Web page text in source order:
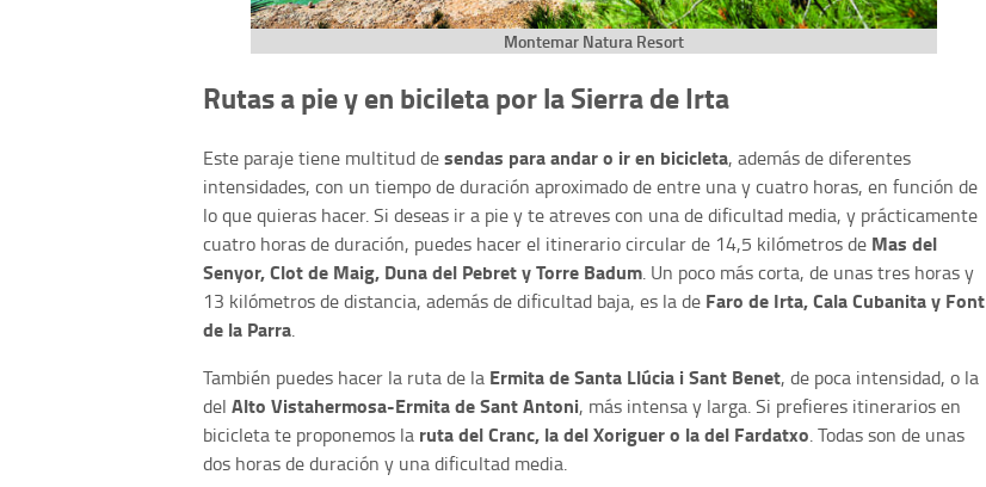
Montemar Natura Resort
Rutas a pie y en bicileta por la Sierra de Irta
Este paraje tiene multitud desendas para andar o ir en bicicleta, además de diferentes
intensidades, con un tiempo de duración aproximado de entre una y cuatro horas, en función de
lo que quieras hacer. Si deseas ir a pie y te atreves con una de dificultad media, y prácticamente
cuatro horas de duración, puedes hacer el itinerario circular de 14,5 kilómetros de Mas del
Senyor, Clot de Maig, Duna del Pebret y Torre Badum. Un poco más corta, de unas tres horas y
13 kilómetros de distancia, además de dificultad baja, es la de Faro de Irta, Cala Cubanita y Font
de la Parra.
También puedes hacer la ruta de la Ermita de Santa Llúcia i Sant Benet, de poca intensidad, o la
del Alto Vistahermosa-Ermita de Sant Antoni, más intensa y larga. Si prefieres itinerarios en
bicicleta te proponemos la ruta del Cranc, la del Xoriguer o la del Fardatxo. Todas son de unas
dos horas de duración y una dificultad media.